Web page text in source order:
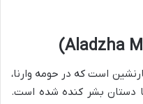
است که در حومه وارنا،
ای به ارتفاع ۲۵ متر، با دستان بشر کنده شده است.